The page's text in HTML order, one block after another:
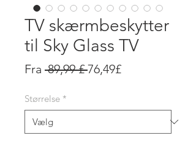
TV skærmbeskytter
til Sky Glass TV
Fra 89,99 £ Regulær
76,49£Salgspris
Størrelse *